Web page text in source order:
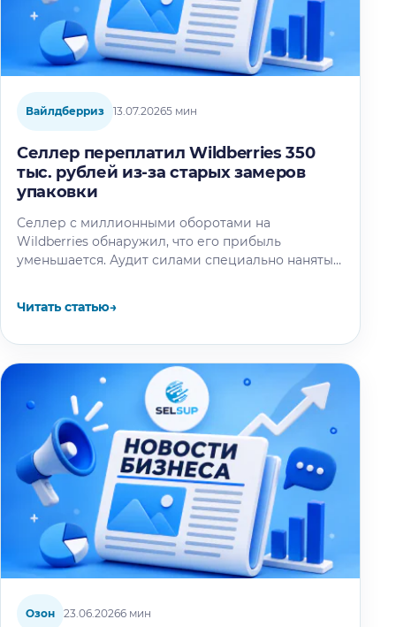
Вайлдберриз 13.07.20265 мин
Селлер переплатил Wildberries 350
тыс. рублей из-за старых замеров
упаковки
Селлер с миллионными оборотами на
Wildberries обнаружил, что его прибыль
уменьшается. Аудит силами специально нанятых
упаковки…
Читать статью→
Озон 23.06.20266 мин